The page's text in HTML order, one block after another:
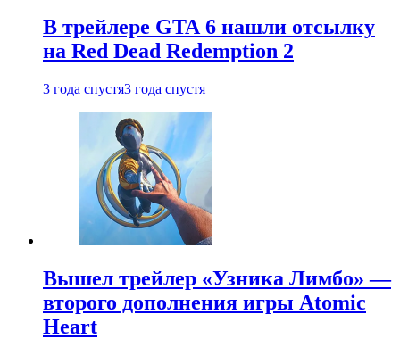
В трейлере GTA 6 нашли отсылку
на Red Dead Redemption 2
3 года спустя3 года спустя
Вышел трейлер «Узника Лимбо» —
второго дополнения игры Atomic
Heart